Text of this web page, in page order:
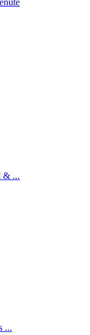
& ...
...